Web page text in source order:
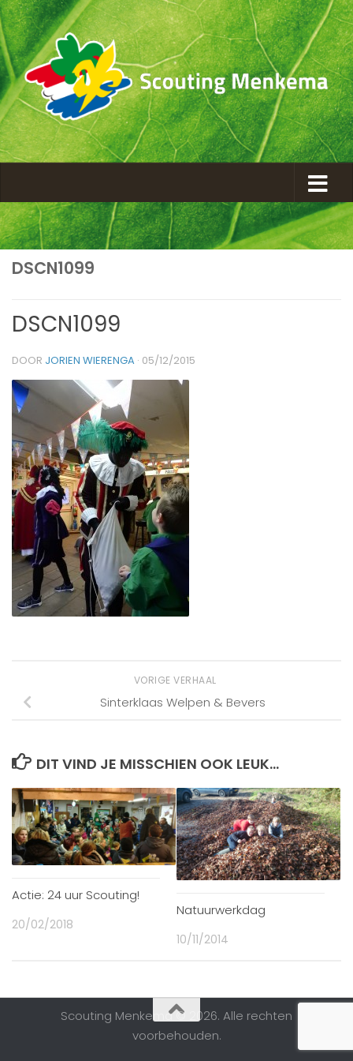
DSCN1099
DSCN1099
DOOR JORIEN WIERENGA · 05/12/2015
VORIGE VERHAAL
Sinterklaas Welpen & Bevers
DIT VIND JE MISSCHIEN OOK LEUK...
Actie: 24 uur Scouting!
20/02/2018
Natuurwerkdag
10/11/2014
Scouting Menkema © 2026. Alle rechten
voorbehouden.